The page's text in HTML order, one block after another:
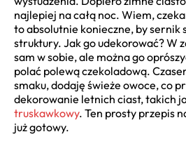
najlepiej na całą noc. Wiem,
to absolutnie konieczne, by sernik
struktury. Jak go udekorować? W
sam w sobie, ale można go
polać polewą czekoladową.
smaku, dodaję świeże owoce, co
dekorowanie letnich ciast, takich
truskawkowy. Ten prosty przepis
już gotowy.